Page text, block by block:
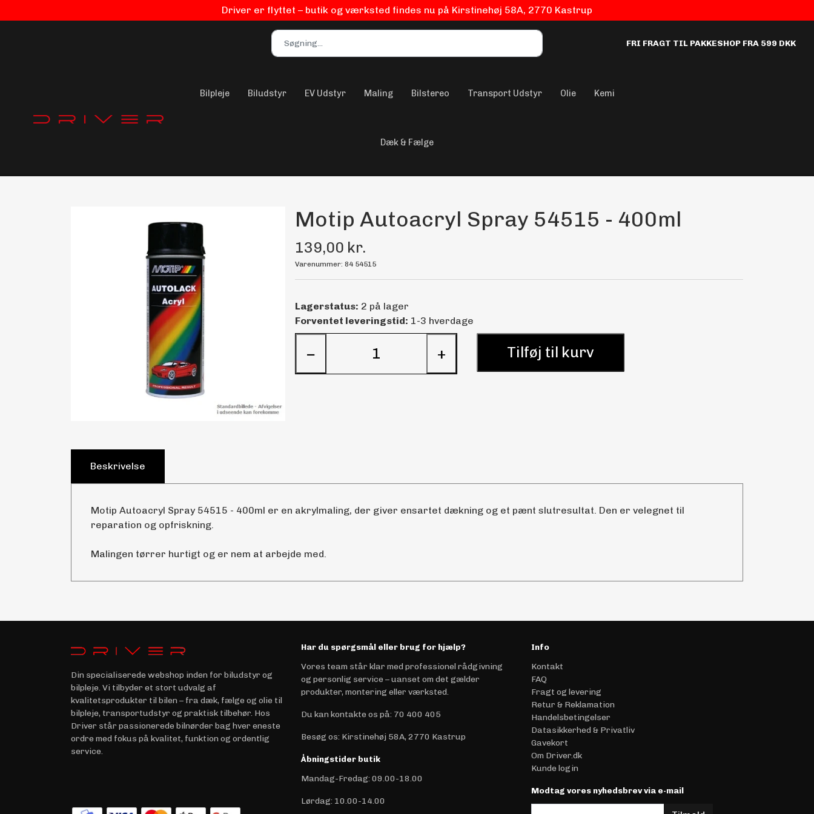
Driver er flyttet – butik og værksted findes nu på Kirstinehøj 58A, 2770 Kastrup
FRI FRAGT TIL PAKKESHOP FRA 599 DKK
Bilpleje Biludstyr EV Udstyr Maling Bilstereo Transport Udstyr Olie Kemi
Dæk & Fælge
Motip Autoacryl Spray 54515 - 400ml
139,00 kr.
Varenummer: 84 54515
Lagerstatus: 2 på lager
Forventet leveringstid: 1-3 hverdage
− + Tilføj til kurv
Beskrivelse
Motip Autoacryl Spray 54515 - 400ml er en akrylmaling, der giver ensartet dækning og et pænt slutresultat. Den er velegnet til
reparation og opfriskning.
Malingen tørrer hurtigt og er nem at arbejde med.
Din specialiserede webshop inden for biludstyr og
bilpleje. Vi tilbyder et stort udvalg af
kvalitetsprodukter til bilen – fra dæk, fælge og olie til
bilpleje, transportudstyr og praktisk tilbehør. Hos
Driver står passionerede bilnørder bag hver eneste
ordre med fokus på kvalitet, funktion og ordentlig
service.
Har du spørgsmål eller brug for hjælp?
Vores team står klar med professionel rådgivning
og personlig service – uanset om det gælder
produkter, montering eller værksted.
Du kan kontakte os på: 70 400 405
Besøg os: Kirstinehøj 58A, 2770 Kastrup
Åbningstider butik
Mandag-Fredag: 09.00-18.00
Lørdag: 10.00-14.00
Info
Kontakt
FAQ
Fragt og levering
Retur & Reklamation
Handelsbetingelser
Datasikkerhed & Privatliv
Gavekort
Om Driver.dk
Kunde login
Modtag vores nyhedsbrev via e-mail